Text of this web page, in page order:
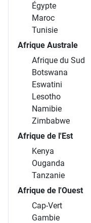
Égypte
Maroc
Tunisie
Afrique Australe
Afrique du Sud
Botswana
Eswatini
Lesotho
Namibie
Zimbabwe
Afrique de l'Est
Kenya
Ouganda
Tanzanie
Afrique de l'Ouest
Cap-Vert
Gambie